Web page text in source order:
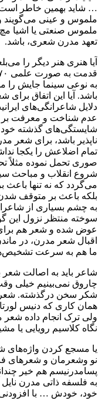
… شاید بهمین خاطر
ملموس و عینی می‌گویند
ملموس صنعتی یا اشیا
تعهد مدرن شعری، باشد.
آیا هنری هنر دیگر را
به نوعی سینما جایش را
باشد. آیا این اتفاق
دلایل شاعرانگی‌های
عدم شناخت و معرفت بر
شایستگی‌های گذشته خود
ناپذیر باشد، برای شعر
تمام اضلاعش را یکجا
شروع انقلاب و مباحث
می‌گردد که نه تنها
بلکه باعث بر متوقف
به چشم بسیاری از
سوخته منتظر نزول این
عوض شده و شعر هم برای
اقبال شعر مدرن، در
ما هم به سرعت
شاعر باید به اصالت شعر
چاروق نمی‌بینیم خیلی
شکر سخن درگذشته. شعر
همان کاری که دنیس
ولی ترک انجام داده‌ شعر
نگاه کلاسیم رویایی یا
یا مسجع کردن واژه‌های
نو وشعرمان و شعرهای
پسامدرنیسم هم خیر
به فلسفه ذاتی مدرن نایل
خود، خودش … با